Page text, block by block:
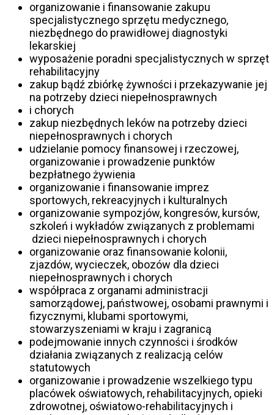
organizowanie i finansowanie zakupu
specjalistycznego sprzętu medycznego,
niezbędnego do prawidłowej diagnostyki
lekarskiej
wyposażenie poradni specjalistycznych w sprzęt
rehabilitacyjny
zakup bądź zbiórkę żywności i przekazywanie jej
na potrzeby dzieci niepełnosprawnych
i chorych
zakup niezbędnych leków na potrzeby dzieci
niepełnosprawnych i chorych
udzielanie pomocy finansowej i rzeczowej,
organizowanie i prowadzenie punktów
bezpłatnego żywienia
organizowanie i finansowanie imprez
sportowych, rekreacyjnych i kulturalnych
organizowanie sympozjów, kongresów, kursów,
szkoleń i wykładów związanych z problemami
dzieci niepełnosprawnych i chorych
organizowanie oraz finansowanie kolonii,
zjazdów, wycieczek, obozów dla dzieci
niepełnosprawnych i chorych
współpraca z organami administracji
samorządowej, państwowej, osobami prawnymi i
fizycznymi, klubami sportowymi,
stowarzyszeniami w kraju i zagranicą
podejmowanie innych czynności i środków
działania związanych z realizacją celów
statutowych
organizowanie i prowadzenie wszelkiego typu
placówek oświatowych, rehabilitacyjnych, opieki
zdrowotnej, oświatowo-rehabilitacyjnych i